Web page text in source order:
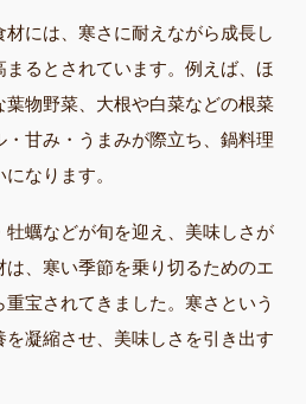
には、寒さに耐えながら成長し
るとされています。例えば、ほ
葉物野菜、大根や白菜などの根菜
甘み・うまみが際立ち、鍋料理
なります。
蠣などが旬を迎え、美味しさが
、寒い季節を乗り切るためのエ
宝されてきました。寒さという
凝縮させ、美味しさを引き出す